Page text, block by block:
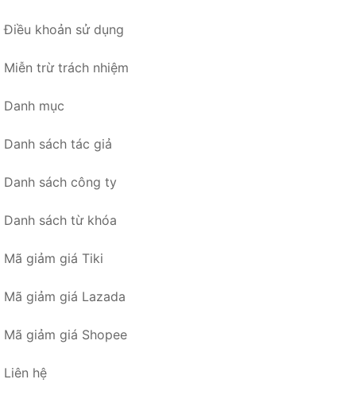
Điều khoản sử dụng
Miễn trừ trách nhiệm
Danh mục
Danh sách tác giả
Danh sách công ty
Danh sách từ khóa
Mã giảm giá Tiki
Mã giảm giá Lazada
Mã giảm giá Shopee
Liên hệ